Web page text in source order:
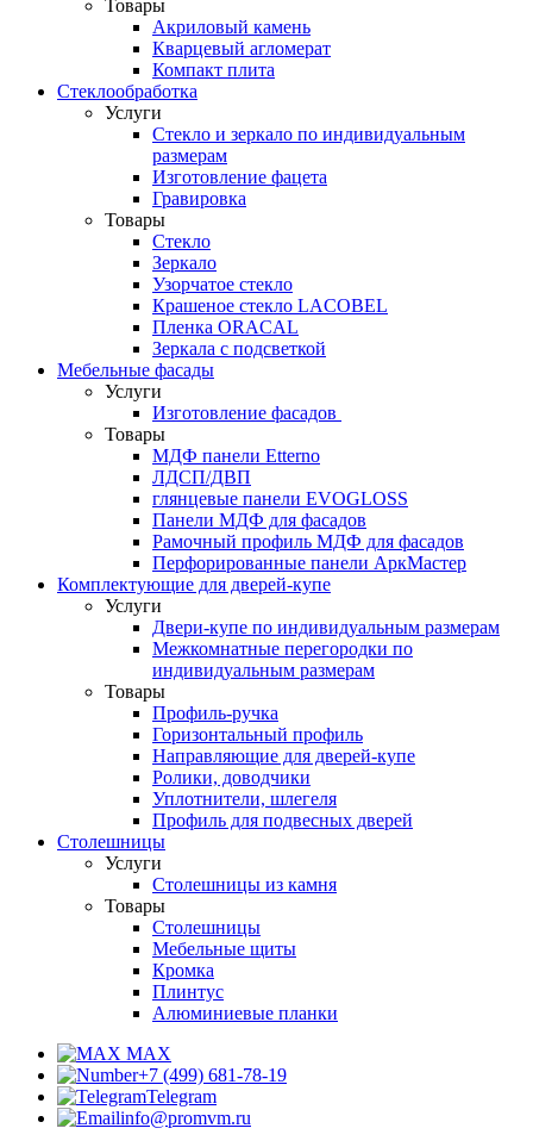
Товары
Акриловый камень
Кварцевый агломерат
Компакт плита
Стеклообработка
Услуги
Стекло и зеркало по индивидуальным
размерам
Изготовление фацета
Гравировка
Товары
Стекло
Зеркало
Узорчатое стекло
Крашеное стекло LACOBEL
Пленка ORACAL
Зеркала с подсветкой
Мебельные фасады
Услуги
Изготовление фасадов
Товары
МДФ панели Etterno
ЛДСП/ДВП
глянцевые панели EVOGLOSS
Панели МДФ для фасадов
Рамочный профиль МДФ для фасадов
Перфорированные панели АркМастер
Комплектующие для дверей-купе
Услуги
Двери-купе по индивидуальным размерам
Межкомнатные перегородки по
индивидуальным размерам
Товары
Профиль-ручка
Горизонтальный профиль
Направляющие для дверей-купе
Ролики, доводчики
Уплотнители, шлегеля
Профиль для подвесных дверей
Столешницы
Услуги
Столешницы из камня
Товары
Столешницы
Мебельные щиты
Кромка
Плинтус
Алюминиевые планки
MAX
+7 (499) 681-78-19
Telegram
info@promvm.ru